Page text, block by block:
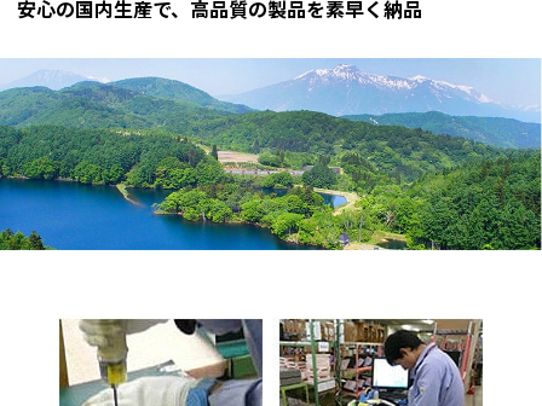
安心の国内生産で、高品質の製品を素早く納品